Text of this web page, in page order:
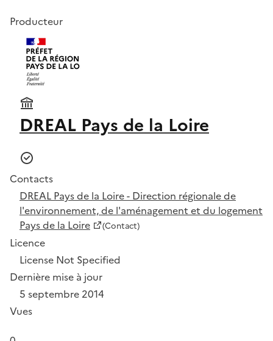
Producteur
DREAL Pays de la Loire
Contacts
DREAL Pays de la Loire - Direction régionale de
l'environnement, de l'aménagement et du logement
Pays de la Loire
(Contact)
Licence
License Not Specified
Dernière mise à jour
5 septembre 2014
Vues